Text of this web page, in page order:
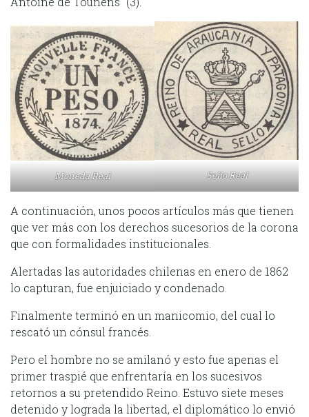
Moneda Real Sello Real
A continuación, unos pocos artículos más que tienen
que ver más con los derechos sucesorios de la corona
que con formalidades institucionales.
Alertadas las autoridades chilenas en enero de 1862
lo capturan, fue enjuiciado y condenado.
Finalmente terminó en un manicomio, del cual lo
rescató un cónsul francés.
Pero el hombre no se amilanó y esto fue apenas el
primer traspié que enfrentaría en los sucesivos
retornos a su pretendido Reino. Estuvo siete meses
detenido y lograda la libertad, el diplomático lo envió